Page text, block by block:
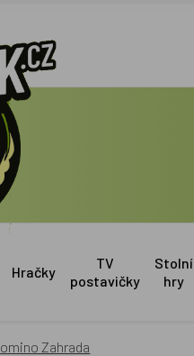
Hračky
TV
postavičky
Stolní
hry
Zahrada